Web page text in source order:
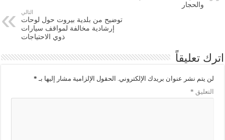
والحجار
التالي
توضيح من بلدية بيروت حول لوحات
إرشادية مخالفة لمواقف سيارات
ذوي الاحتياجات
اترك تعليقاً
لن يتم نشر عنوان بريدك الإلكتروني. الحقول الإلزامية مشار إليها بـ *
التعليق *